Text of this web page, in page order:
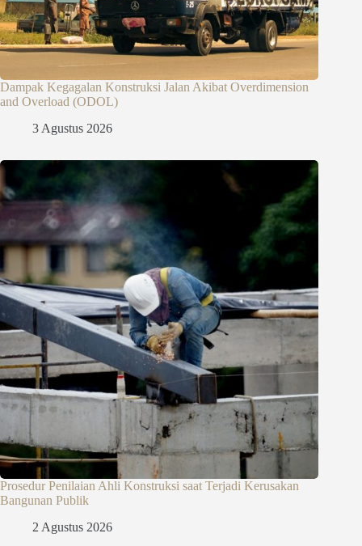
Dampak Kegagalan Konstruksi Jalan Akibat Overdimension
and Overload (ODOL)
3 Agustus 2026
Prosedur Penilaian Ahli Konstruksi saat Terjadi Kerusakan
Bangunan Publik
2 Agustus 2026